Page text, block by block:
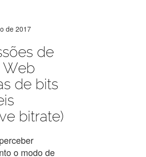
de 2017
de
Web
de bits
bitrate)
o modo de